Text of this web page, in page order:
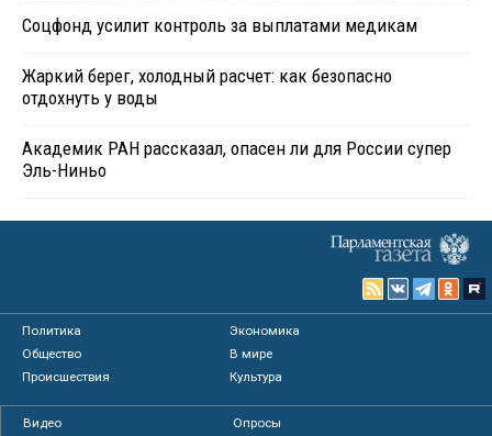
Соцфонд усилит контроль за выплатами медикам
Жаркий берег, холодный расчет: как безопасно
отдохнуть у воды
Академик РАН рассказал, опасен ли для России супер
Эль-Ниньо
Политика
Экономика
Общество
В мире
Происшествия
Культура
Видео
Опросы